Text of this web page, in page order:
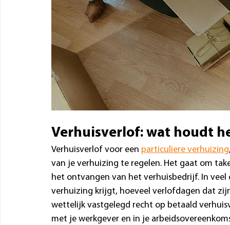
Verhuisverlof: wat houdt
Verhuisverlof voor een particuliere verhuizing
van je verhuizing te regelen. Het gaat om
het ontvangen van het verhuisbedrijf. In
verhuizing krijgt, hoeveel verlofdagen dat
wettelijk vastgelegd recht op betaald
met je werkgever en in je